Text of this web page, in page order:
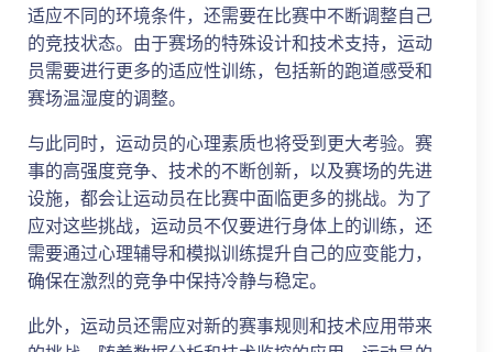
适应不同的环境条件，还需要在比赛中不断调整自己
的竞技状态。由于赛场的特殊设计和技术支持，运动
员需要进行更多的适应性训练，包括新的跑道感受和
赛场温湿度的调整。
与此同时，运动员的心理素质也将受到更大考验。赛
事的高强度竞争、技术的不断创新，以及赛场的先进
设施，都会让运动员在比赛中面临更多的挑战。为了
应对这些挑战，运动员不仅要进行身体上的训练，还
需要通过心理辅导和模拟训练提升自己的应变能力，
确保在激烈的竞争中保持冷静与稳定。
此外，运动员还需应对新的赛事规则和技术应用带来